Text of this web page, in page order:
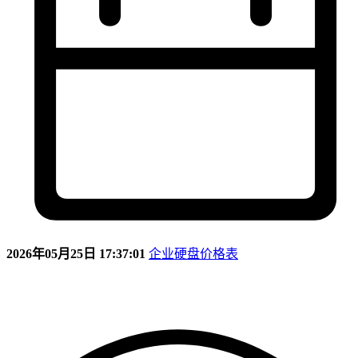
2026年05月25日 17:37:01 企业硬盘价格表